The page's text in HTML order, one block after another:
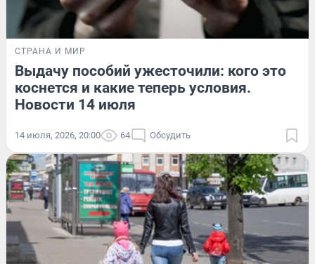
СТРАНА И МИР
Выдачу пособий ужесточили: кого это
коснется и какие теперь условия.
Новости 14 июля
14 июля, 2026, 20:00 64 Обсудить